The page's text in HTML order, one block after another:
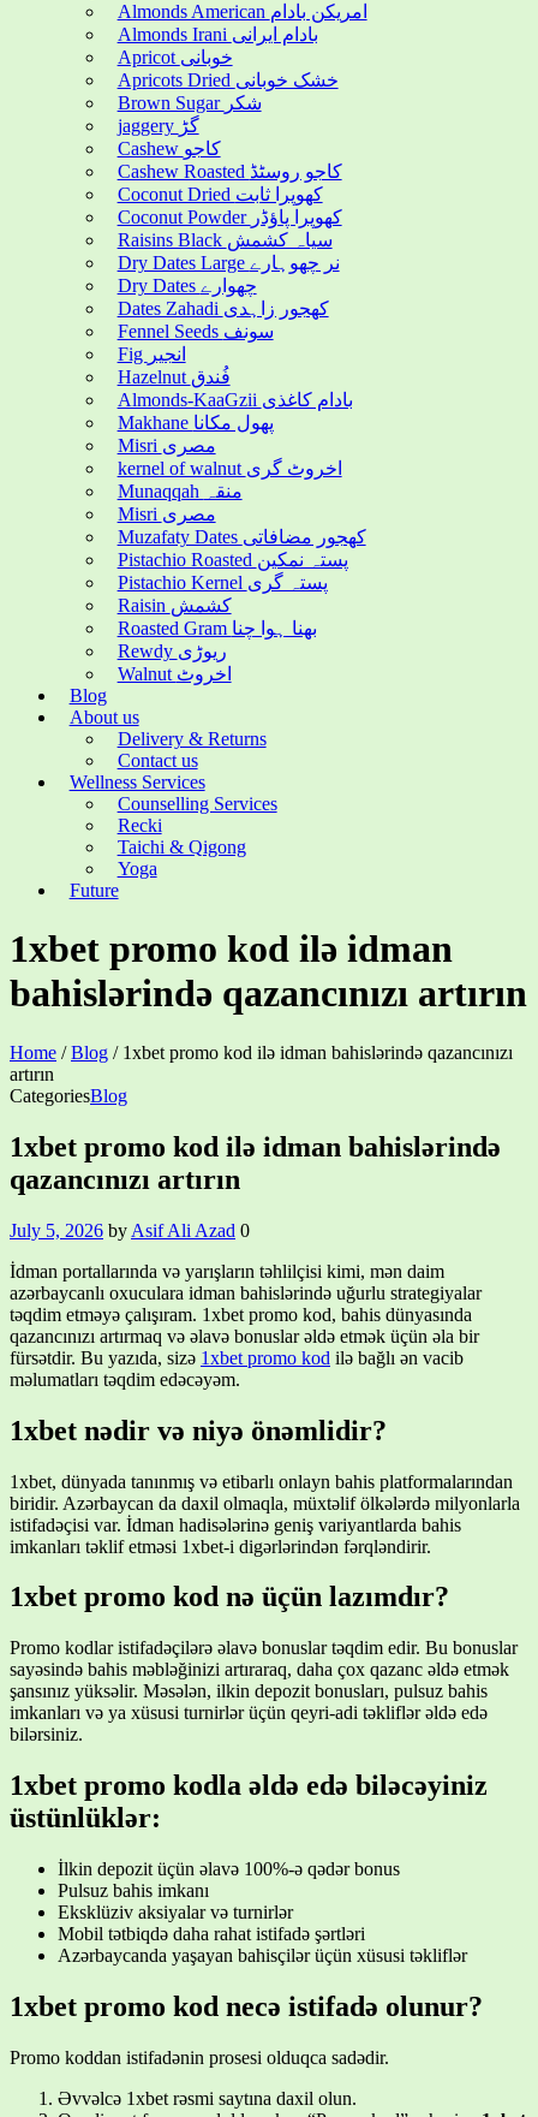
Almonds American امریکن بادام
Almonds Irani بادام ایرانی
Apricot خوبانی
Apricots Dried خشک خوبانی
Brown Sugar شکر
jaggery گڑ
Cashew کاجو
Cashew Roasted کاجو روسٹڈ
Coconut Dried کھوپرا ثابت
Coconut Powder کھوپرا پاؤڈر
Raisins Black سیاہ کشمش
Dry Dates Large نر چھوہارے
Dry Dates چھوارے
Dates Zahadi کھجور زاہدی
Fennel Seeds سونف
Fig انجیر
Hazelnut فُندق
Almonds-KaaGzii بادام کاغذی
Makhane پھول مکانا
Misri مصری
kernel of walnut اخروٹ گری
Munaqqah منقہ
Misri مصری
Muzafaty Dates کھجور مضافاتی
Pistachio Roasted پستہ نمکین
Pistachio Kernel پستہ گری
Raisin کشمش
Roasted Gram بھنا ہوا چنا
Rewdy ریوڑی
Walnut اخروٹ
Blog
About us
Delivery & Returns
Contact us
Wellness Services
Counselling Services
Recki
Taichi & Qigong
Yoga
Future
1xbet promo kod ilə idman
bahislərində qazancınızı artırın
Home /Blog / 1xbet promo kod ilə idman bahislərində qazancınızı
artırın
CategoriesBlog
1xbet promo kod ilə idman bahislərində
qazancınızı artırın
July 5, 2026 by Asif Ali Azad 0
İdman portallarında və yarışların təhlilçisi kimi, mən daim
azərbaycanlı oxuculara idman bahislərində uğurlu strategiyalar
təqdim etməyə çalışıram. 1xbet promo kod, bahis dünyasında
qazancınızı artırmaq və əlavə bonuslar əldə etmək üçün əla bir
fürsətdir. Bu yazıda, sizə 1xbet promo kod ilə bağlı ən vacib
məlumatları təqdim edəcəyəm.
1xbet nədir və niyə önəmlidir?
1xbet, dünyada tanınmış və etibarlı onlayn bahis platformalarından
biridir. Azərbaycan da daxil olmaqla, müxtəlif ölkələrdə milyonlarla
istifadəçisi var. İdman hadisələrinə geniş variyantlarda bahis
imkanları təklif etməsi 1xbet-i digərlərindən fərqləndirir.
1xbet promo kod nə üçün lazımdır?
Promo kodlar istifadəçilərə əlavə bonuslar təqdim edir. Bu bonuslar
sayəsində bahis məbləğinizi artıraraq, daha çox qazanc əldə etmək
şansınız yüksəlir. Məsələn, ilkin depozit bonusları, pulsuz bahis
imkanları və ya xüsusi turnirlər üçün qeyri-adi təkliflər əldə edə
bilərsiniz.
1xbet promo kodla əldə edə biləcəyiniz
üstünlüklər:
İlkin depozit üçün əlavə 100%-ə qədər bonus
Pulsuz bahis imkanı
Eksklüziv aksiyalar və turnirlər
Mobil tətbiqdə daha rahat istifadə şərtləri
Azərbaycanda yaşayan bahisçilər üçün xüsusi təkliflər
1xbet promo kod necə istifadə olunur?
Promo koddan istifadənin prosesi olduqca sadədir.
Əvvəlcə 1xbet rəsmi saytına daxil olun.